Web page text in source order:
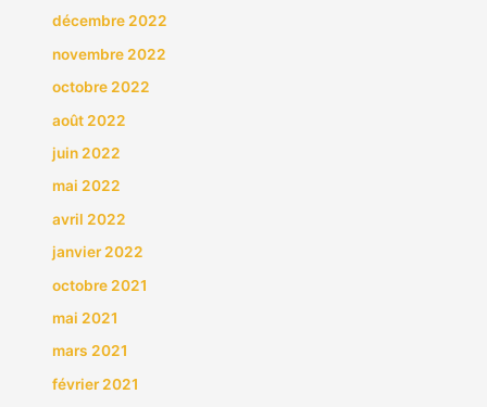
décembre 2022
novembre 2022
octobre 2022
août 2022
juin 2022
mai 2022
avril 2022
janvier 2022
octobre 2021
mai 2021
mars 2021
février 2021